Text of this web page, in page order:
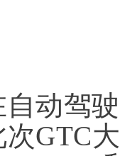
动驾
GTC